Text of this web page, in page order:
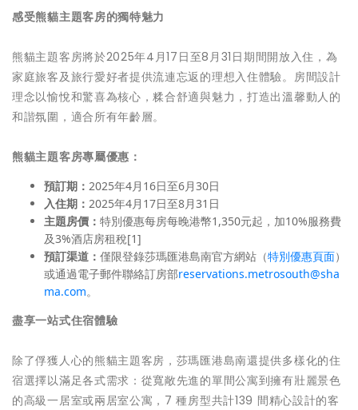
感受熊貓主題客房的獨特魅力
熊貓主題客房將於2025年4月17日至8月31日期間開放入住，為
家庭旅客及旅行愛好者提供流連忘返的理想入住體驗。房間設計
理念以愉悅和驚喜為核心，糅合舒適與魅力，打造出溫馨動人的
和諧氛圍，適合所有年齡層。
熊貓主題客房專屬優惠：
預訂期： 2025年4月16日至6月30日
入住期： 2025年4月17日至8月31日
主題房價： 特別優惠每房每晚港幣1,350元起，加10%服務費
及3%酒店房租稅[1]
預訂渠道： 僅限登錄莎瑪匯港島南官方網站（特別優惠頁面）
或通過電子郵件聯絡訂房部reservations.metrosouth@sha
ma.com。
盡享一站式住宿體驗
除了俘獲人心的熊貓主題客房，莎瑪匯港島南還提供多樣化的住
宿選擇以滿足各式需求：從寬敞先進的單間公寓到擁有壯麗景色
的高級一居室或兩居室公寓，7 種房型共計139 間精心設計的客